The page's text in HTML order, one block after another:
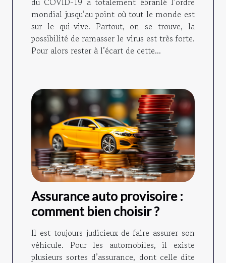
mondial jusqu’au point où tout le monde est
sur le qui-vive. Partout, on se trouve, la
possibilité de ramasser le virus est très forte.
Pour alors rester à l’écart de cette...
Assurance auto provisoire :
comment bien choisir ?
Il est toujours judicieux de faire assurer son
véhicule. Pour les automobiles, il existe
plusieurs sortes d’assurance, dont celle dite